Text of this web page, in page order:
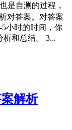
是自测的过程，
对答案。对答案
小时的时间，你
和总结。 3...
解析